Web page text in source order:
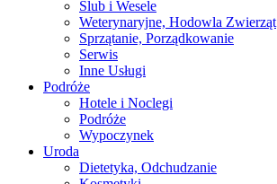
Ślub i Wesele
Weterynaryjne, Hodowla Zwierząt
Sprzątanie, Porządkowanie
Serwis
Inne Usługi
Podróże
Hotele i Noclegi
Podróże
Wypoczynek
Uroda
Dietetyka, Odchudzanie